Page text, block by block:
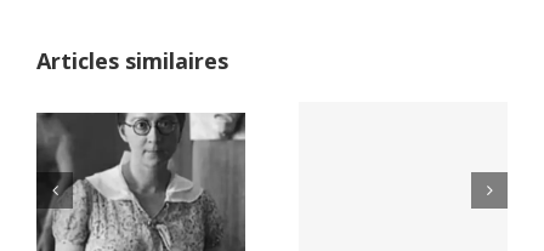
Articles similaires
Netflix Field of
Dreams (1989)
Yaïr Golan : une